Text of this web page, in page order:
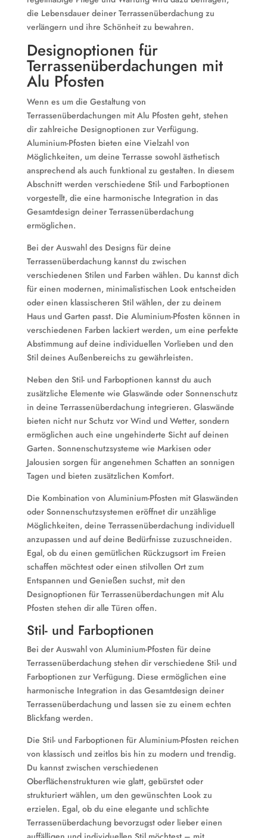
die Lebensdauer deiner Terrassenüberdachung zu
verlängern und ihre Schönheit zu bewahren.
Designoptionen für
Terrassenüberdachungen mit
Alu Pfosten
Wenn es um die Gestaltung von
Terrassenüberdachungen mit Alu Pfosten geht, stehen
dir zahlreiche Designoptionen zur Verfügung.
Aluminium-Pfosten bieten eine Vielzahl von
Möglichkeiten, um deine Terrasse sowohl ästhetisch
ansprechend als auch funktional zu gestalten. In diesem
Abschnitt werden verschiedene Stil- und Farboptionen
vorgestellt, die eine harmonische Integration in das
Gesamtdesign deiner Terrassenüberdachung
ermöglichen.
Bei der Auswahl des Designs für deine
Terrassenüberdachung kannst du zwischen
verschiedenen Stilen und Farben wählen. Du kannst dich
für einen modernen, minimalistischen Look entscheiden
oder einen klassischeren Stil wählen, der zu deinem
Haus und Garten passt. Die Aluminium-Pfosten können in
verschiedenen Farben lackiert werden, um eine perfekte
Abstimmung auf deine individuellen Vorlieben und den
Stil deines Außenbereichs zu gewährleisten.
Neben den Stil- und Farboptionen kannst du auch
zusätzliche Elemente wie Glaswände oder Sonnenschutz
in deine Terrassenüberdachung integrieren. Glaswände
bieten nicht nur Schutz vor Wind und Wetter, sondern
ermöglichen auch eine ungehinderte Sicht auf deinen
Garten. Sonnenschutzsysteme wie Markisen oder
Jalousien sorgen für angenehmen Schatten an sonnigen
Tagen und bieten zusätzlichen Komfort.
Die Kombination von Aluminium-Pfosten mit Glaswänden
oder Sonnenschutzsystemen eröffnet dir unzählige
Möglichkeiten, deine Terrassenüberdachung individuell
anzupassen und auf deine Bedürfnisse zuzuschneiden.
Egal, ob du einen gemütlichen Rückzugsort im Freien
schaffen möchtest oder einen stilvollen Ort zum
Entspannen und Genießen suchst, mit den
Designoptionen für Terrassenüberdachungen mit Alu
Pfosten stehen dir alle Türen offen.
Stil- und Farboptionen
Bei der Auswahl von Aluminium-Pfosten für deine
Terrassenüberdachung stehen dir verschiedene Stil- und
Farboptionen zur Verfügung. Diese ermöglichen eine
harmonische Integration in das Gesamtdesign deiner
Terrassenüberdachung und lassen sie zu einem echten
Blickfang werden.
Die Stil- und Farboptionen für Aluminium-Pfosten reichen
von klassisch und zeitlos bis hin zu modern und trendig.
Du kannst zwischen verschiedenen
Oberflächenstrukturen wie glatt, gebürstet oder
strukturiert wählen, um den gewünschten Look zu
erzielen. Egal, ob du eine elegante und schlichte
Terrassenüberdachung bevorzugst oder lieber einen